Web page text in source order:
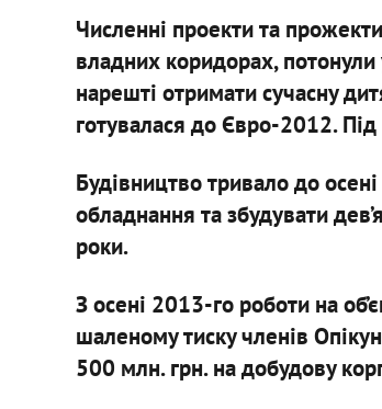
Численні проекти та
владних коридорах,
нарешті отримати сучасну
готувалася до Євро-2012. Під
Будівництво тривало до
обладнання та збудувати
роки.
З осені 2013-го роботи на
шаленому тиску членів
500 млн. грн. на добудову